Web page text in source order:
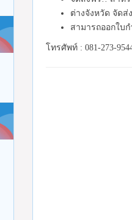
ต่างจังหวัด จัดส่
สามารถออกใบ
โทรศัพท์ : 081-273-